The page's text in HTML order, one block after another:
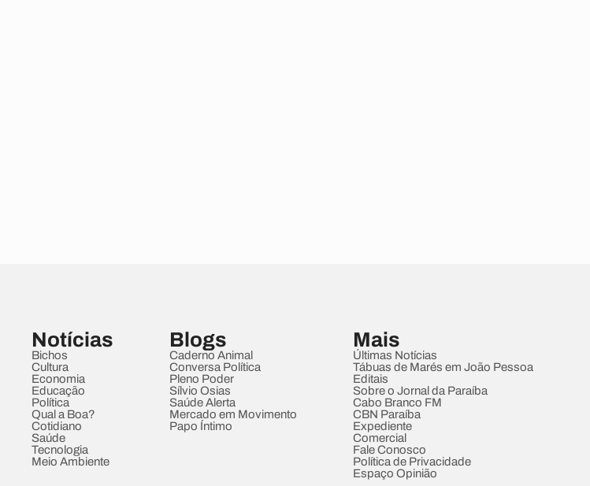
Notícias
Bichos
Cultura
Economia
Educação
Política
Qual a Boa?
Cotidiano
Saúde
Tecnologia
Meio Ambiente
Blogs
Caderno Animal
Conversa Política
Pleno Poder
Sílvio Osias
Saúde Alerta
Mercado em Movimento
Papo Íntimo
Mais
Últimas Notícias
Tábuas de Marés em João Pessoa
Editais
Sobre o Jornal da Paraíba
Cabo Branco FM
CBN Paraíba
Expediente
Comercial
Fale Conosco
Política de Privacidade
Espaço Opinião